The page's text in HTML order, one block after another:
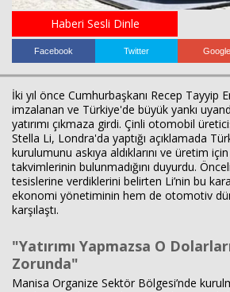
Haberi Sesli Dinle
Facebook Twitter
İki yıl önce Cumhurbaşkanı Recep Tayyip
imzalanan ve Türkiye'de büyük yankı
yatırımı çıkmaza girdi. Çinli otomobil
Stella Li, Londra'da yaptığı açıklamada
kurulumunu askıya aldıklarını ve üretim
takvimlerinin bulunmadığını duyurdu.
tesislerine verdiklerini belirten Li’nin bu
ekonomi yönetiminin hem de otomotiv
karşılaştı.
"Yatırımı Yapmazsa O
Zorunda"
Manisa Organize Sektör Bölgesi’nde